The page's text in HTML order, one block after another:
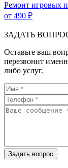
Ремонт игровых
от 490 ₽
ЗАДАТЬ
Оставьте ваш
перезвонит
либо услуг.